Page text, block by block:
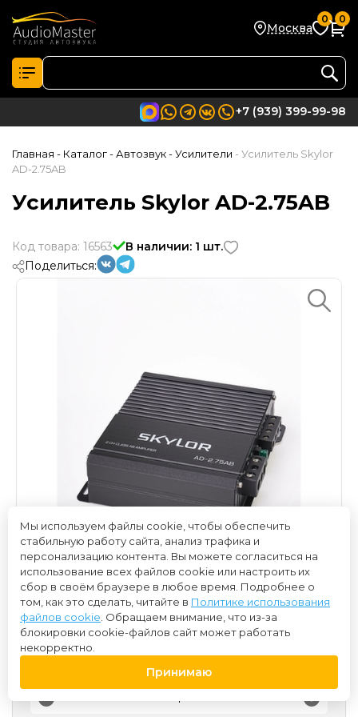
Москва
0 0
+7 (939) 399-99-98
Главная - Каталог- Автозвук- Усилители - Усилитель Skylor
AD-2.75AB
Усилитель Skylor AD-2.75AB
Код товара: 16563
В наличии: 1 шт.
Поделиться:
5 000 ₽
- +
Мы используем файлы cookie, чтобы обеспечить
стабильную работу сайта, анализ трафика и
персонализацию контента. Вы можете согласиться на
использование всех файлов cookie или настроить их
сбор в своём браузере в любое время. Подробнее о
том, как это сделать, читайте в Политике использования
файлов cookie . Обращаем внимание, что из-за
блокировки cookie-файлов сайт может работать
некорректно.
Принимаю